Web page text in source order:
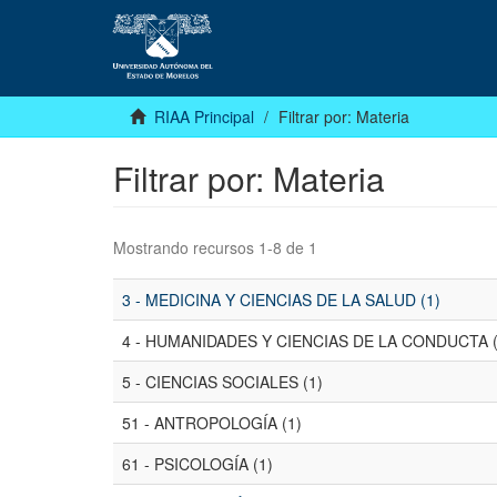
RIAA Principal Filtrar por: Materia
Filtrar por: Materia
Mostrando recursos 1-8 de 1
3 - MEDICINA Y CIENCIAS DE LA SALUD (1)
4 - HUMANIDADES Y CIENCIAS DE LA CONDUCTA
5 - CIENCIAS SOCIALES (1)
51 - ANTROPOLOGÍA (1)
61 - PSICOLOGÍA (1)